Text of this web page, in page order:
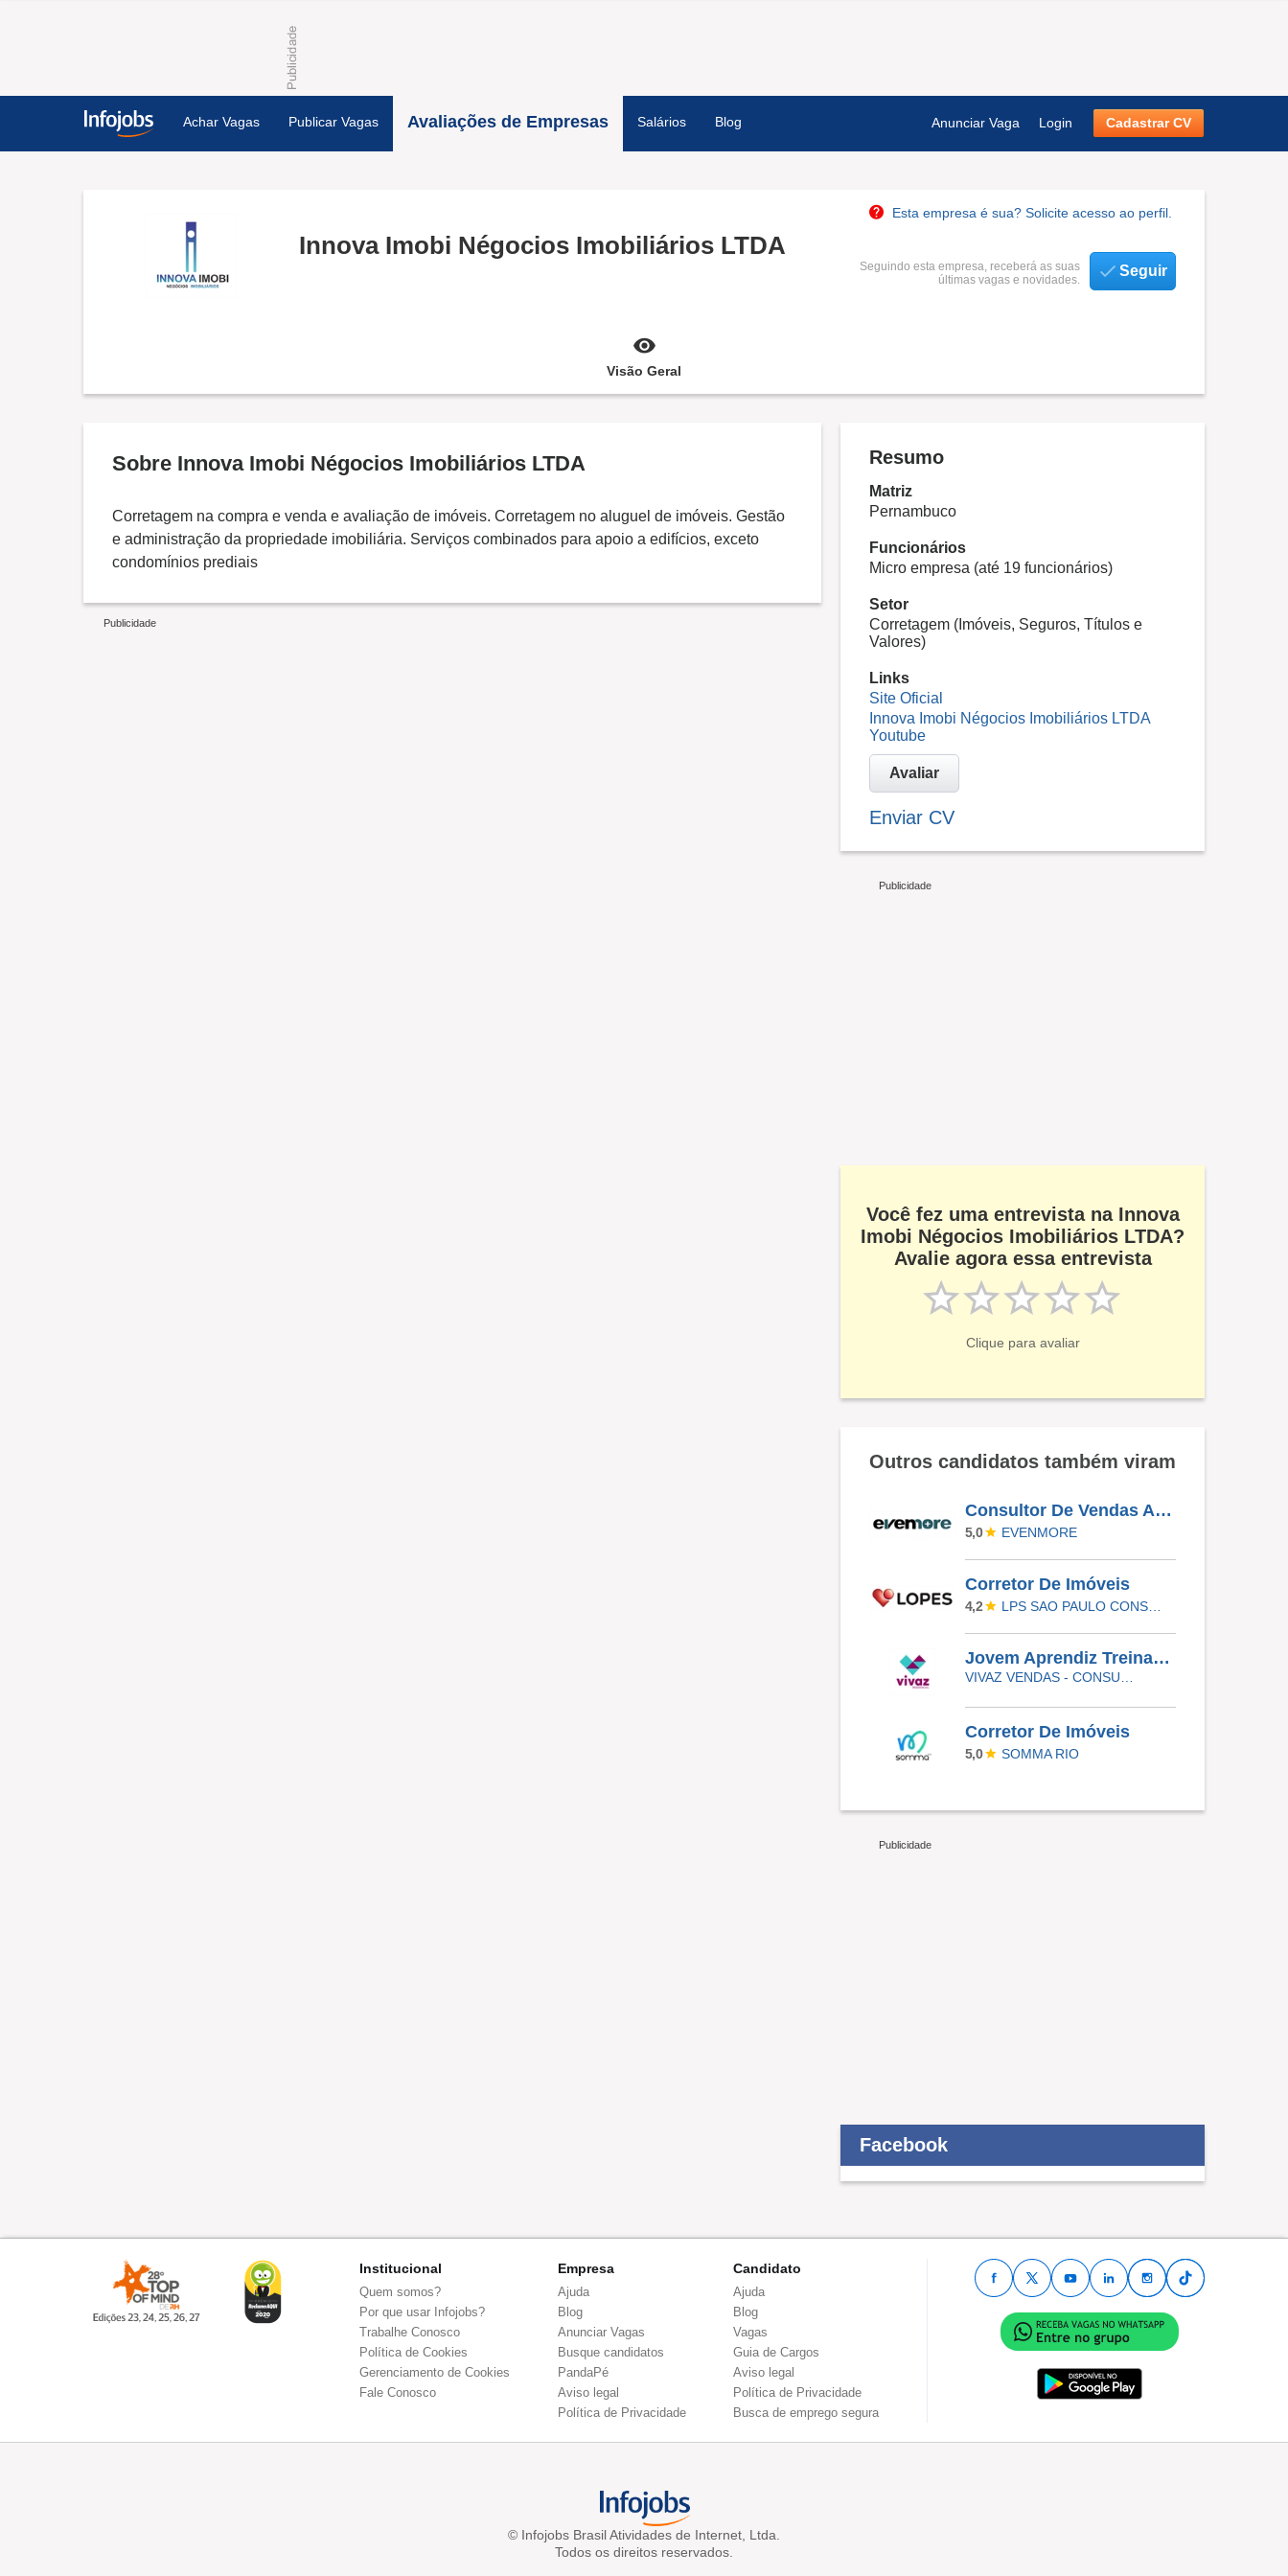
Achar Vagas Publicar Vagas Avaliações de Empresas Salários Blog Anunciar Vaga Login Cadastrar CV
Esta empresa é sua? Solicite acesso ao perfil.
Innova Imobi Négocios Imobiliários LTDA
Seguindo esta empresa, receberá as suas
últimas vagas e novidades.
Seguir
Visão Geral
Sobre Innova Imobi Négocios Imobiliários LTDA
Corretagem na compra e venda e avaliação de imóveis. Corretagem no aluguel de imóveis. Gestão
e administração da propriedade imobiliária. Serviços combinados para apoio a edifícios, exceto
condomínios prediais
Resumo
Matriz
Pernambuco
Funcionários
Micro empresa (até 19 funcionários)
Setor
Corretagem (Imóveis, Seguros, Títulos e
Valores)
Links
Site Oficial
Innova Imobi Négocios Imobiliários LTDA
Youtube
Avaliar
Enviar CV
Você fez uma entrevista na Innova
Imobi Négocios Imobiliários LTDA?
Avalie agora essa entrevista
Clique para avaliar
Outros candidatos também viram
Consultor De Vendas Autônomo.
5,0 EVENMORE
Corretor De Imóveis
4,2
Jovem Aprendiz Treinamento E Desenvolvimento
VIVAZ VENDAS - CONSULTORIA IMOBILIARIA LTDA
Corretor De Imóveis
5,0 SOMMA RIO
Facebook
Institucional
Quem somos?
Por que usar Infojobs?
Trabalhe Conosco
Política de Cookies
Gerenciamento de Cookies
Fale Conosco
Empresa
Ajuda
Blog
Anunciar Vagas
Busque candidatos
PandaPé
Aviso legal
Política de Privacidade
Candidato
Ajuda
Blog
Vagas
Guia de Cargos
Aviso legal
Política de Privacidade
Busca de emprego segura
© Infojobs Brasil Atividades de Internet, Ltda.
Todos os direitos reservados.